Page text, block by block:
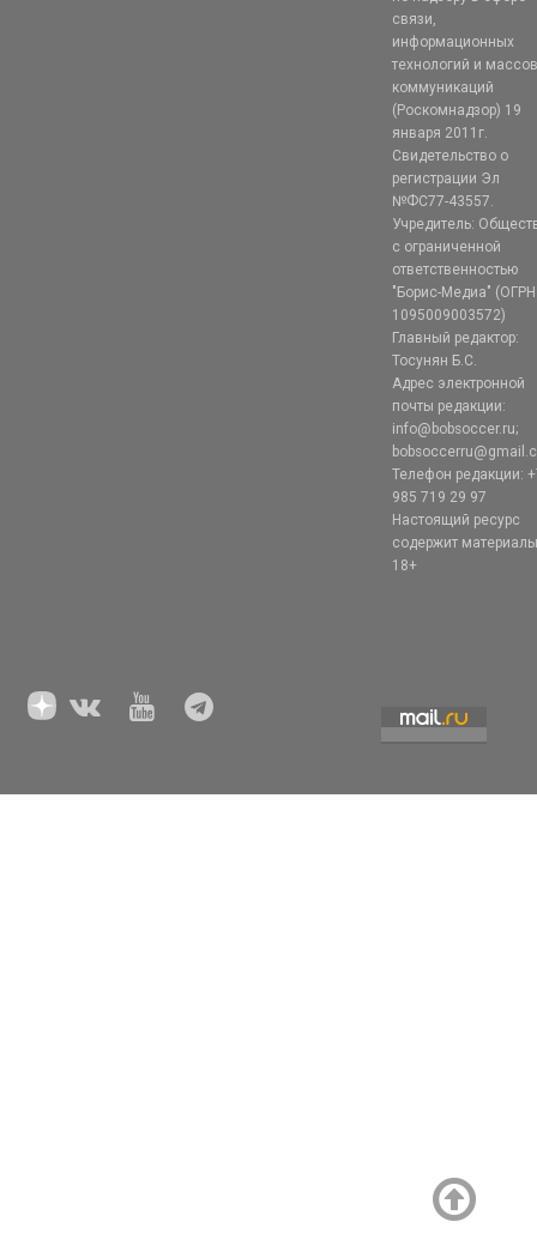
связи,
информационных
технологий и
коммуникаций
(Роскомнадзор) 19
января 2011г.
Свидетельство о
регистрации Эл
№ФС77-43557.
Учредитель:
с ограниченной
ответственностью
"Борис-Медиа" (ОГРН
1095009003572)
Главный редактор:
Тосунян Б.С.
Адрес электронной
почты редакции:
info@bobsoccer.ru;
Телефон редакции:
985 719 29 97
Настоящий ресурс
содержит
18+